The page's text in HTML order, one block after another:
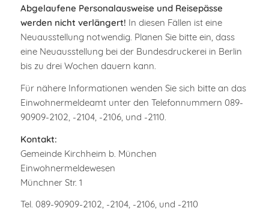
Abgelaufene Personalausweise und Reisepässe
werden nicht verlängert! In diesen Fällen ist eine
Neuausstellung notwendig. Planen Sie bitte ein, dass
eine Neuausstellung bei der Bundesdruckerei in Berlin
bis zu drei Wochen dauern kann.
Für nähere Informationen wenden Sie sich bitte an das
Einwohnermeldeamt unter den Telefonnummern 089-
90909-2102, -2104, -2106, und -2110.
Kontakt:
Gemeinde Kirchheim b. München
Einwohnermeldewesen
Münchner Str. 1
Tel. 089-90909-2102, -2104, -2106, und -2110